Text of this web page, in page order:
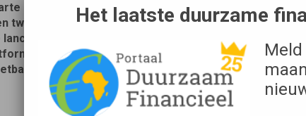
Bron
boter productlijn in haar fabriek
tweede productlijn voor
van het Smart Platform for
dat verduurzaming in de
juridisch borgbaar en
Het laatste duurzame